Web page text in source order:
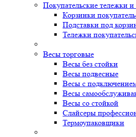
Покупательские тележки и
Корзинки
Подставки под
Тележки
Весы торговые
Весы без стойки
Весы подвесные
Весы с
Весы
Весы со стойкой
Слайсеры
Термоупаковщики